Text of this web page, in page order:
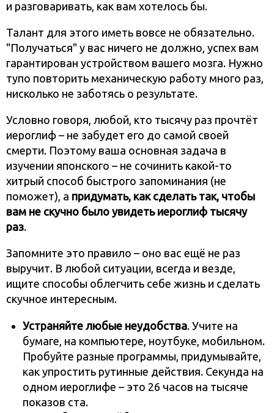
и разговаривать, как вам хотелось бы.
Талант для этого иметь вовсе не обязательно.
"Получаться" у вас ничего не должно, успех вам
гарантирован устройством вашего мозга. Нужно
тупо повторить механическую работу много раз,
нисколько не заботясь о результате.
Условно говоря, любой, кто тысячу раз прочтёт
иероглиф – не забудет его до самой своей
смерти. Поэтому ваша основная задача в
изучении японского – не сочинить какой-то
хитрый способ быстрого запоминания (не
поможет), а придумать, как сделать так, чтобы
вам не скучно было увидеть иероглиф тысячу
раз.
Запомните это правило – оно вас ещё не раз
выручит. В любой ситуации, всегда и везде,
ищите способы облегчить себе жизнь и сделать
скучное интересным.
Устраняйте любые неудобства. Учите на
бумаге, на компьютере, ноутбуке, мобильном.
Пробуйте разные программы, придумывайте,
как упростить рутинные действия. Секунда на
одном иероглифе – это 26 часов на тысяче
показов ста.